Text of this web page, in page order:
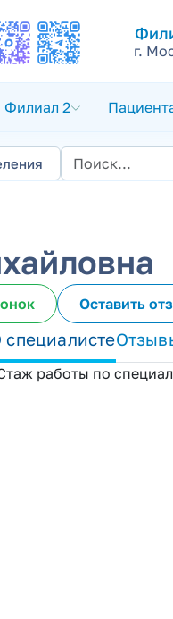
г.
Филиал 2
Оставить
специалисте
работы по